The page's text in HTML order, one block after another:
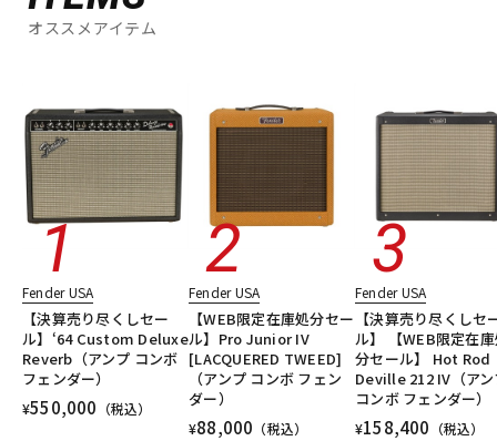
オススメアイテム
Fender USA
【決算売り尽くしセー
ル】‘64 Custom Deluxe
Reverb（アンプ コンボ
フェンダー）
¥550,000 （税込）
Fender USA
【WEB限定在庫処分セー
ル】Pro Junior IV
[LACQUERED TWEED]
（アンプ コンボ フェン
ダー）
¥88,000 （税込）
Fender USA
【決算売り尽くしセ
ル】 【WEB限定在
分セール】 Hot Rod
Deville 212 IV（ア
コンボ フェンダー）
¥158,400 （税込）